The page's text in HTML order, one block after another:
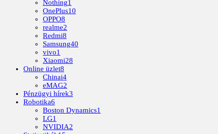
Nothing1
OnePlus10
OPPO8
realme2
Redmi8
Samsung40
vivo1
Xiaomi28
Online üzlet8
Chinai4
eMAG2
Pénzügyi hírek3
Robotika6
Boston Dynamics1
LG1
NVIDIA2